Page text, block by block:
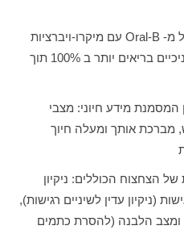
מ- Oral-B עם מיקרו-ויברציות
עדינות לתחושת פה רענן ונקי וחניכיים בריאים יותר ב 100% תוך
המסמנת מידע חיוני: מצבי
אותך ומעלה חיוך
הצחצוח הכוללים: ניקיון
(ניקיון עדין לשיניים רגישות),
ומצב הלבנה (להסרת כתמים